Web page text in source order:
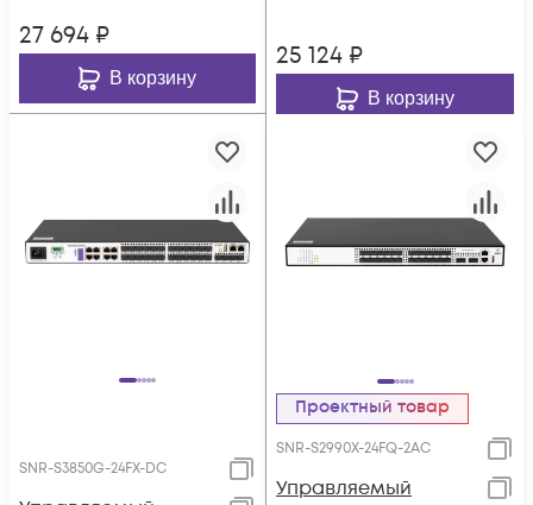
27 694 ₽
В корзину
25 124 ₽
В корзину
SNR-S3850G-24FX-DC
Проектный товар
SNR-S2990X-24FQ-2AC
Управляемый